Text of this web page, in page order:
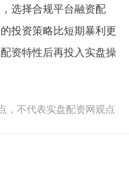
选择合规平台融资配
投资策略比短期暴利更
资特性后再投入实盘操
，不代表实盘配资网观点